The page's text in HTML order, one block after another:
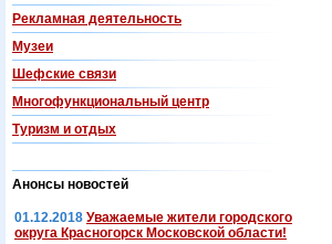
Рекламная деятельность
Музеи
Шефские связи
Многофункциональный центр
Туризм и отдых
Анонсы новостей
01.12.2018 Уважаемые жители городского
округа Красногорск Московской области!